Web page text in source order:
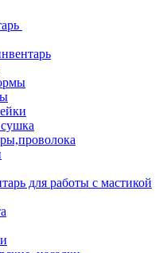
для работы с мастикой